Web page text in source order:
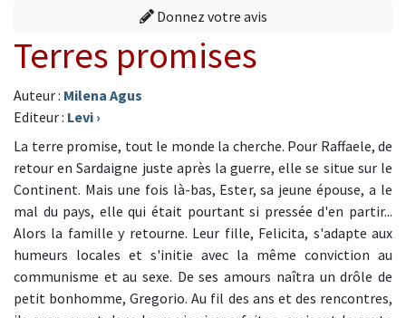
Donnez votre avis
Terres promises
Auteur : Milena Agus
Editeur : Levi ›
La terre promise, tout le monde la cherche. Pour Raffaele, de
retour en Sardaigne juste après la guerre, elle se situe sur le
Continent. Mais une fois là-bas, Ester, sa jeune épouse, a le
mal du pays, elle qui était pourtant si pressée d'en partir...
Alors la famille y retourne. Leur fille, Felicita, s'adapte aux
humeurs locales et s'initie avec la même conviction au
communisme et au sexe. De ses amours naîtra un drôle de
petit bonhomme, Gregorio. Au fil des ans et des rencontres,